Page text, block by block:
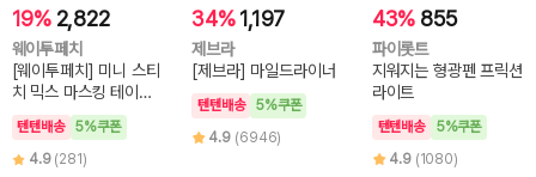
19% 2,822
웨이투페치
[웨이투페치] 미니 스티
치 믹스 마스킹 테이프
(6종 선택)
텐텐배송
5%쿠폰
4.9 (281)
34% 1,197
제브라
[제브라] 마일드라이너
텐텐배송
5%쿠폰
4.9 (6946)
43% 855
파이롯트
지워지는 형광펜 프릭션
라이트
텐텐배송
5%쿠폰
4.9 (1080)